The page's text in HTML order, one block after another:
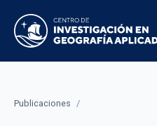
Publicaciones /